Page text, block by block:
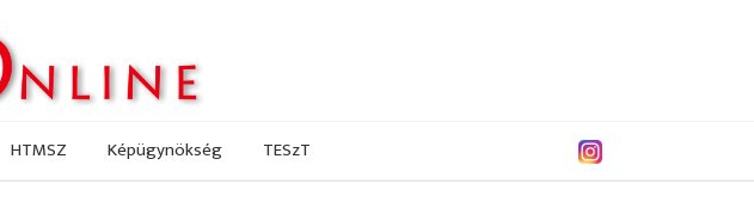
HTMSZ Képügynökség TESzT